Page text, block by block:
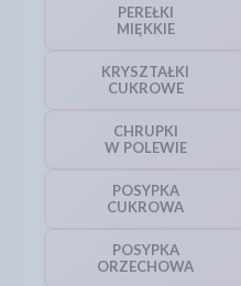
PEREŁKI
MIĘKKIE
KRYSZTAŁKI
CUKROWE
CHRUPKI
W POLEWIE
POSYPKA
CUKROWA
POSYPKA
ORZECHOWA